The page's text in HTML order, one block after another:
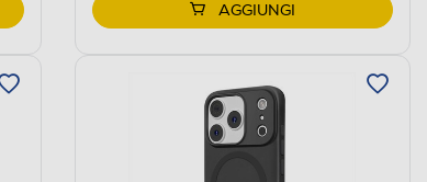
AGGIUNGI